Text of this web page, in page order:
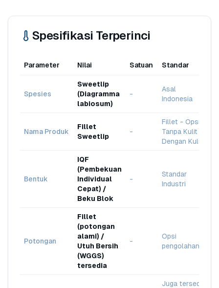
Spesifikasi Terperinci
Parameter Nilai Satuan Standar
Spesies
Sweetlip
(Diagramma
labiosum)
-
Asal
Indonesia
Nama Produk
Fillet
Sweetlip
-
Fillet - Opsi
Tanpa Kulit /
Dengan Kulit
Bentuk
IQF
(Pembekuan
Individual
Cepat) /
Beku Blok
-
Standar
Industri
Potongan
Fillet
(potongan
alami) /
Utuh Bersih
(WGGS)
tersedia
-
Opsi
pengolahan
Juga tersedia